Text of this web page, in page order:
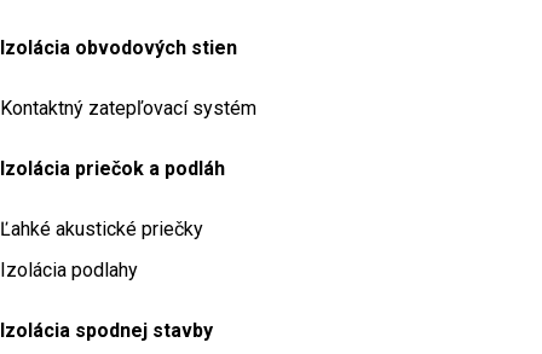
Izolácia obvodových stien
Kontaktný zatepľovací systém
Izolácia priečok a podláh
Ľahké akustické priečky
Izolácia podlahy
Izolácia spodnej stavby